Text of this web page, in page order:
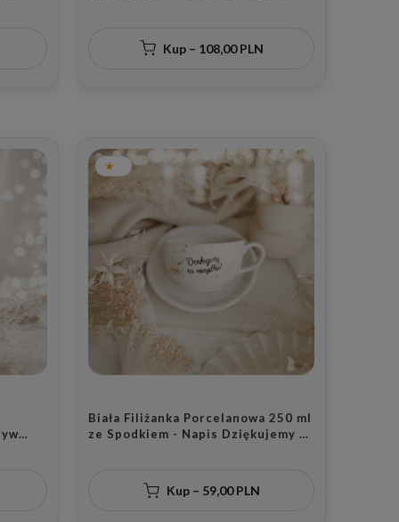
dla rodziców na rocznicę ślubu
Kup – 108,00 PLN
Biała Filiżanka Porcelanowa 250 ml
ze Spodkiem - Napis Dziękujemy za
Kup – 59,00 PLN